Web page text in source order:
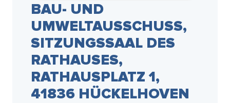
BAU- UND
UMWELTAUSSCHUSS,
SITZUNGSSAAL DES
RATHAUSES,
RATHAUSPLATZ 1,
41836 HÜCKELHOVEN